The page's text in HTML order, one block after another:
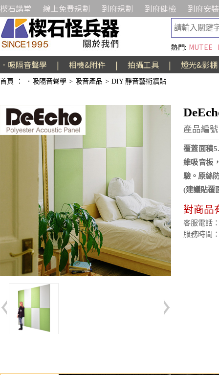
楔石講堂 線上免費規劃 到府規劃 到府健檢 到府安裝
熱門: MUTEE
．吸隔音聲學 | 相機&附件 | 拍攝工具 | 燈光&影棚
首頁 ： ．吸隔音聲學 > 吸音產品 > DIY 靜音藝術牆貼
產品編
覆蓋面積
維吸音板
驗。原絲
(建議貼覆
對商品
客服電話
服務時間